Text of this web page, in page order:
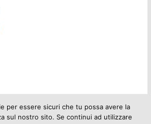
per essere sicuri che tu possa avere la
sul nostro sito. Se continui ad utilizzare